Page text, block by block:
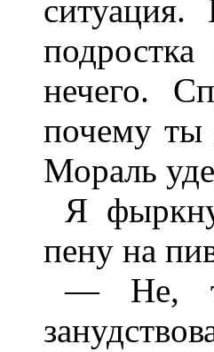
нечего.
почему ты
Мораль
Я
пену на
— Не,